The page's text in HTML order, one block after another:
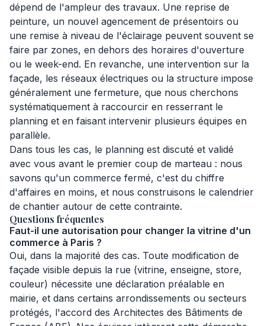
dépend de l'ampleur des travaux. Une reprise de
peinture, un nouvel agencement de présentoirs ou
une remise à niveau de l'éclairage peuvent souvent se
faire par zones, en dehors des horaires d'ouverture
ou le week-end. En revanche, une intervention sur la
façade, les réseaux électriques ou la structure impose
généralement une fermeture, que nous cherchons
systématiquement à raccourcir en resserrant le
planning et en faisant intervenir plusieurs équipes en
parallèle.
Dans tous les cas, le planning est discuté et validé
avec vous avant le premier coup de marteau : nous
savons qu'un commerce fermé, c'est du chiffre
d'affaires en moins, et nous construisons le calendrier
de chantier autour de cette contrainte.
Questions fréquentes
Faut-il une autorisation pour changer la vitrine d'un
commerce à Paris ?
Oui, dans la majorité des cas. Toute modification de
façade visible depuis la rue (vitrine, enseigne, store,
couleur) nécessite une déclaration préalable en
mairie, et dans certains arrondissements ou secteurs
protégés, l'accord des Architectes des Bâtiments de